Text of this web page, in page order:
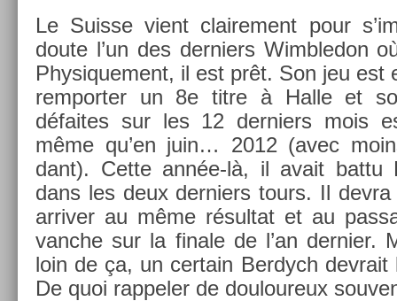
Le Suis­se vient claire­ment pour
doute l’un des de­rni­ers Wimbledon
Physique­ment, il est prêt. Son jeu est
re­mport­er un 8e titre à Halle et
défaites sur les 12 de­rni­ers mois
même qu’en juin… 2012 (avec
dant). Cette année-là, il avait battu
dans les deux de­rni­ers tours. Il devra
ar­riv­er au même résul­tat et au
vanche sur la fin­ale de l’an de­rni­er.
loin de ça, un cer­tain Be­rdych de­vrait
De quoi rap­pel­er de douloureux